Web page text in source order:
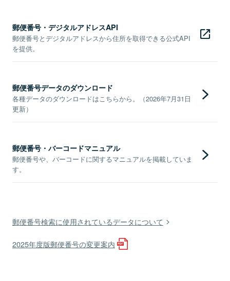
郵便番号・デジタルアドレスAPI
郵便番号とデジタルアドレスから住所を取得できる公式API
を提供。
郵便番号データのダウンロード
各種データのダウンロードはこちらから。（2026年7月31日
更新）
郵便番号・バーコードマニュアル
郵便番号や、バーコードに関するマニュアルを掲載していま
す。
郵便番号検索に使用されているデータについて
2025年度版郵便番号の変更案内